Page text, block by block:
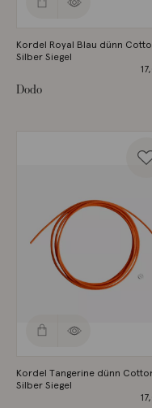
Kordel Royal Blau dünn
Silber Siegel
Dodo
Kordel Tangerine dünn
Silber Siegel